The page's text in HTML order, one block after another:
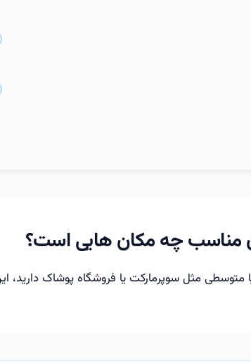
مناسب چه مکان هایی است؟
متوسطی مثل سوپرمارکت یا فروشگاه پوشاک